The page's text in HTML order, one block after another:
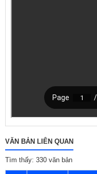
VĂN BẢN LIÊN QUAN
Tìm thấy: 330 văn bản